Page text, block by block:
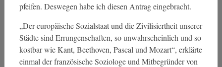
pfeifen. Deswegen habe ich diesen Antrag eingebracht.
„Der europäische Sozialstaat und die Zivilisiertheit unserer
Städte sind Errungenschaften, so unwahrscheinlich und so
kostbar wie Kant, Beethoven, Pascal und Mozart“, erklärte
einmal der französische Soziologe und Mitbegründer von